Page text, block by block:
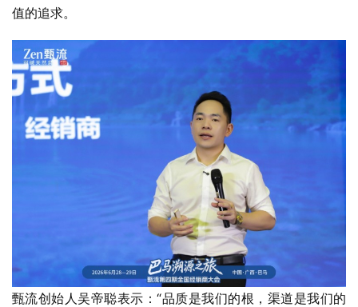
值的追求。
甄流创始人吴帝聪表示：“品质是我们的根，渠道是我们的